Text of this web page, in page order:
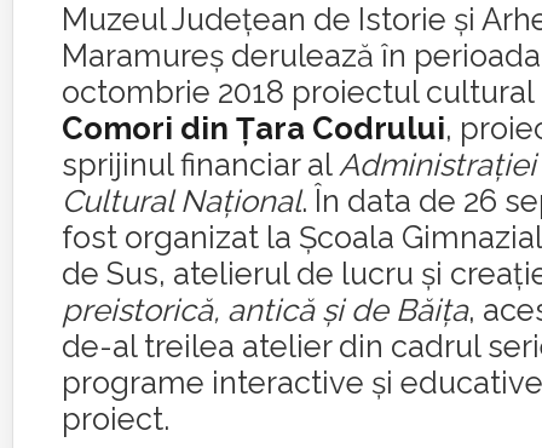
Muzeul Judeţean de Istorie şi
Maramureş derulează în
octombrie 2018 proiectul
Comori din Ţara Codrului,
sprijinul financiar al
Cultural Naţional. În data de 26
fost organizat la Şcoala
de Sus, atelierul de lucru şi
preistorică, antică şi de Băiţa,
de-al treilea atelier din cadrul
programe interactive şi
proiect.